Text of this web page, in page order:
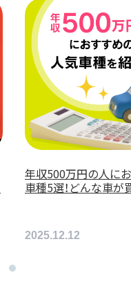
年収500万円の人に
車種5選！どんな車が
2025.12.12